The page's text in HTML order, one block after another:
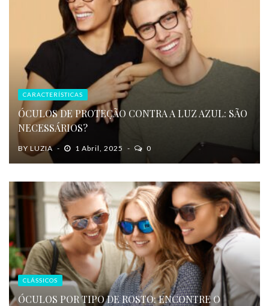
CARACTERÍSTICAS
ÓCULOS DE PROTEÇÃO CONTRA A LUZ AZUL: SÃO
NECESSÁRIOS?
BY LUZIA 1 Abril, 2025 0
CLÁSSICOS
ÓCULOS POR TIPO DE ROSTO: ENCONTRE O